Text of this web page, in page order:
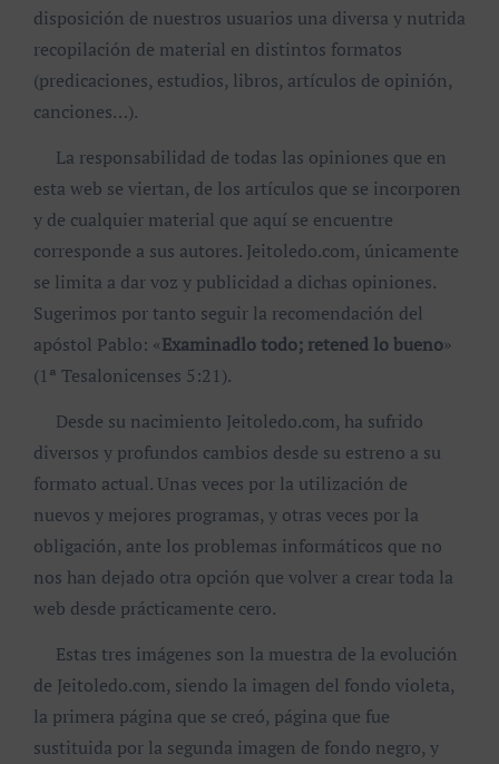
disposición de nuestros usuarios una diversa y nutrida
recopilación de material en distintos formatos
(predicaciones, estudios, libros, artículos de opinión,
canciones…).
La responsabilidad de todas las opiniones que en
esta web se viertan, de los artículos que se incorporen
y de cualquier material que aquí se encuentre
corresponde a sus autores. Jeitoledo.com, únicamente
se limita a dar voz y publicidad a dichas opiniones.
Sugerimos por tanto seguir la recomendación del
apóstol Pablo: «Examinadlo todo; retened lo bueno»
(1ª Tesalonicenses 5:21).
Desde su nacimiento Jeitoledo.com, ha sufrido
diversos y profundos cambios desde su estreno a su
formato actual. Unas veces por la utilización de
nuevos y mejores programas, y otras veces por la
obligación, ante los problemas informáticos que no
nos han dejado otra opción que volver a crear toda la
web desde prácticamente cero.
Estas tres imágenes son la muestra de la evolución
de Jeitoledo.com, siendo la imagen del fondo violeta,
la primera página que se creó, página que fue
sustituida por la segunda imagen de fondo negro, y